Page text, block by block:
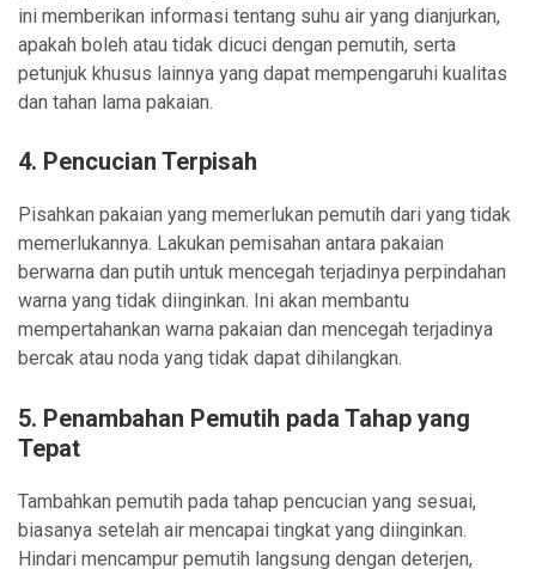
ini memberikan informasi tentang suhu air yang dianjurkan,
apakah boleh atau tidak dicuci dengan pemutih, serta
petunjuk khusus lainnya yang dapat mempengaruhi kualitas
dan tahan lama pakaian.
4. Pencucian Terpisah
Pisahkan pakaian yang memerlukan pemutih dari yang tidak
memerlukannya. Lakukan pemisahan antara pakaian
berwarna dan putih untuk mencegah terjadinya perpindahan
warna yang tidak diinginkan. Ini akan membantu
mempertahankan warna pakaian dan mencegah terjadinya
bercak atau noda yang tidak dapat dihilangkan.
5. Penambahan Pemutih pada Tahap yang
Tepat
Tambahkan pemutih pada tahap pencucian yang sesuai,
biasanya setelah air mencapai tingkat yang diinginkan.
Hindari mencampur pemutih langsung dengan deterjen,